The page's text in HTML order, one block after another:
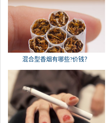
混合型香烟有哪些?价钱？